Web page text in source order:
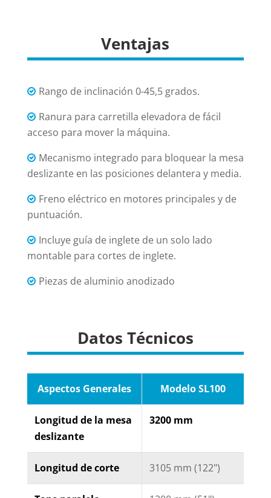
Ventajas
Rango de inclinación 0-45,5 grados.
Ranura para carretilla elevadora de fácil
acceso para mover la máquina.
Mecanismo integrado para bloquear la mesa
deslizante en las posiciones delantera y media.
Freno eléctrico en motores principales y de
puntuación.
Incluye guía de inglete de un solo lado
montable para cortes de inglete.
Piezas de aluminio anodizado
Datos Técnicos
Aspectos Generales Modelo SL100
Longitud de la mesa
deslizante
3200 mm
Longitud de corte 3105 mm (122")